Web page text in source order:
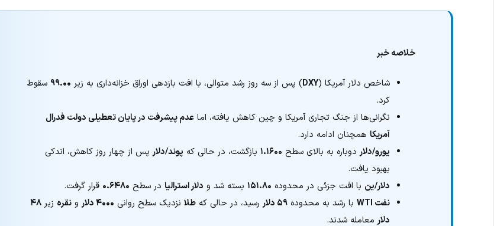
خلاصه خبر
شاخص دلار آمریکا (DXY) پس از سه روز رشد متوالی، با افت بازدهی اوراق خزانه‌داری به زیر ۹۹.۰۰ سقوط
کرد.
نگرانی‌ها از جنگ تجاری آمریکا و چین کاهش یافته، اماعدم پیشرفت در پایان تعطیلی دولت فدرال
آمریکا همچنان ادامه دارد.
یورو/دلار دوباره به بالای سطح ۱.۱۶۰۰ بازگشت، در حالی که پوند/دلار پس از چهار روز کاهش، اندکی
بهبود یافت.
دلار/ین با افت جزئی در محدوده ۱۵۱.۸۰ بسته شد و دلار استرالیا در سطح ۰.۶۴۸۰ قرار گرفت.
نفت WTI
با رشد به محدوده۵۹ دلار رسید، در حالی کهطلا نزدیک سطح روانی ۴۰۰۰ دلار ونقره زیر۴۸
دلار معامله شدند.